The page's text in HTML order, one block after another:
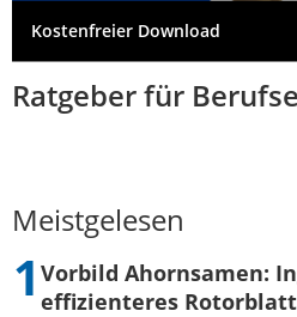
Kostenfreier Download
Ratgeber für
Meistgelesen
Vorbild Ahornsamen:
effizienteres Rotorblatt